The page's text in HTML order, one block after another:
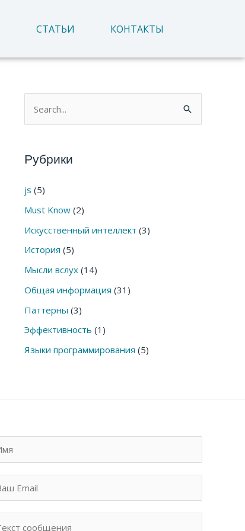
СТАТЬИ КОНТАКТЫ
сРубрики
js (5)
Must Know (2)
Искусственный интеллект (3)
История (5)
Мысли вслух (14)
Общая информация (31)
Паттерны (3)
Эффективность (1)
Языки программирования (5)